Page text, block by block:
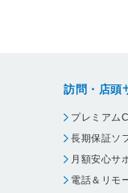
訪問・店頭
プレミアム
長期保証ソ
月額安心サ
電話＆リモ